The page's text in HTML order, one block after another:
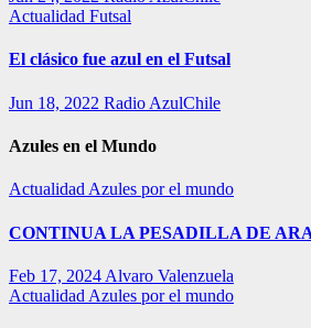
Actualidad Futsal
El clásico fue azul en el Futsal
Jun 18, 2022 Radio AzulChile
Azules en el Mundo
Actualidad Azules por el mundo
CONTINUA LA PESADILLA DE
Feb 17, 2024 Alvaro Valenzuela
Actualidad Azules por el mundo